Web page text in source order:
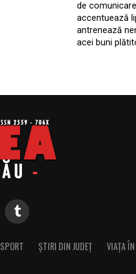
de
accentuează
antrenează
acei buni
SPORT ȘTIRI DIN JUDEȚ VIAȚA